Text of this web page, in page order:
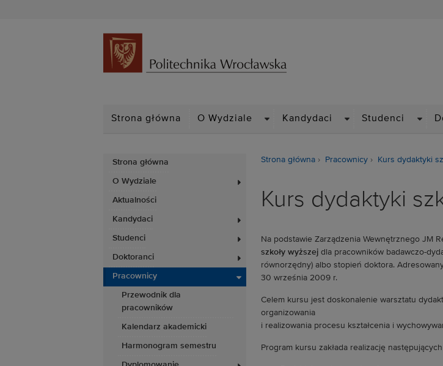
Strona główna O Wydziale Kandydaci Studenci
Strona główna
O Wydziale
Aktualności
Kandydaci
Studenci
Doktoranci
Pracownicy
Przewodnik dla
pracowników
Kalendarz akademicki
Harmonogram semestru
Strona główna Pracownicy Kurs dydaktyki
Kurs dydaktyki
Na podstawie Zarządzenia Wewnętrznego JM
szkoły wyższejdla pracowników badawczo-
równorzędny) albo stopień doktora.
30 września 2009 r.
Celem kursu jest doskonalenie warsztatu
organizowania
i realizowania procesu kształcenia i
Program kursu zakłada realizację